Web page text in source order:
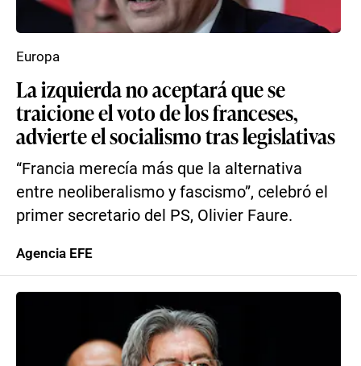
La izquierda no aceptará que se
traicione el voto de los franceses,
advierte el socialismo tras legislativas
“Francia merecía más que la alternativa
entre neoliberalismo y fascismo”, celebró el
primer secretario del PS, Olivier Faure.
Europa
Agencia EFE